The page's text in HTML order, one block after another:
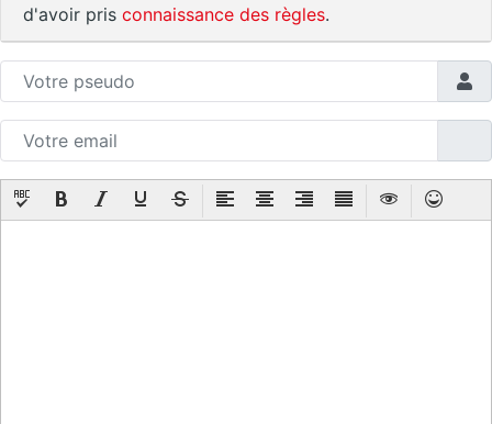
d'avoir pris connaissance des règles.